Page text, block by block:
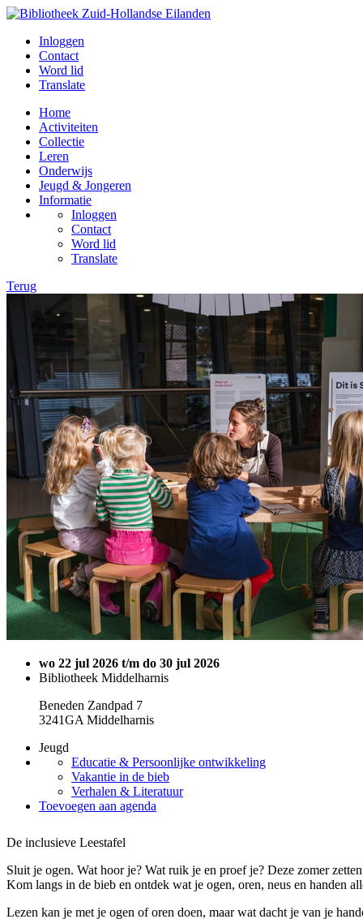
Inloggen
Contact
Word lid
Translate
Home
Activiteiten
Collectie
Leren
Onderwijs
Jeugd & Jongeren
Informatie
Inloggen
Contact
Word lid
Translate
Terug
wo 22 jul 2026 t/m do 30 jul 2026
Bibliotheek Middelharnis
Beneden Zandpad 7
3241GA Middelharnis
Jeugd
Educatie & Persoonlijke ontwikkeling
Vakantie in de bieb
Verhalen & Literatuur
Toevoegen aan agenda
De inclusieve Leestafel
Sluit je ogen. Wat hoor je? Wat ruik je en proef je? Deze zomer
Kom langs in de bieb en ontdek wat je ogen, oren, neus en handen
Lezen kan je met je ogen of oren doen, maar wat dacht je van je